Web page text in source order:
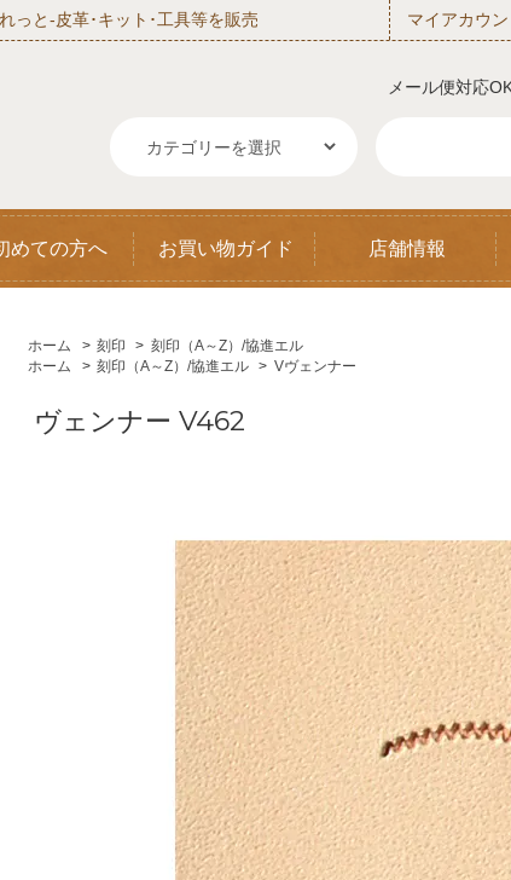
っと‐皮革･キット･工具等を販売 マイアカウン
メール便対応
めての方へ お買い物ガイド 店舗情報
ホーム > 刻印 > 刻印（A～Z）/協進エル
ホーム
> 刻印（A～Z）/協進エル > Vヴェンナー
ヴェンナー V462